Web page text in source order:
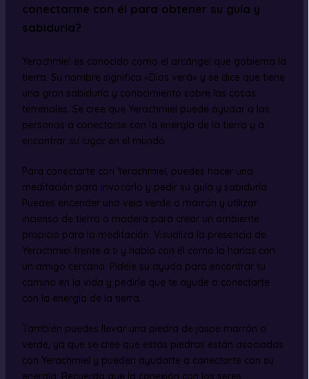
conectarme con él para obtener su guía y
sabiduría?
Yerachmiel es conocido como el arcángel que gobierna la
tierra. Su nombre significa «Dios verá» y se dice que tiene
una gran sabiduría y conocimiento sobre las cosas
terrenales. Se cree que Yerachmiel puede ayudar a las
personas a conectarse con la energía de la tierra y a
encontrar su lugar en el mundo.
Para conectarte con Yerachmiel, puedes hacer una
meditación para invocarlo y pedir su guía y sabiduría.
Puedes encender una vela verde o marrón y utilizar
incienso de tierra o madera para crear un ambiente
propicio para la meditación. Visualiza la presencia de
Yerachmiel frente a ti y habla con él como lo harías con
un amigo cercano. Pídele su ayuda para encontrar tu
camino en la vida y pedirle que te ayude a conectarte
con la energía de la tierra.
También puedes llevar una piedra de jaspe marrón o
verde, ya que se cree que estas piedras están asociadas
con Yerachmiel y pueden ayudarte a conectarte con su